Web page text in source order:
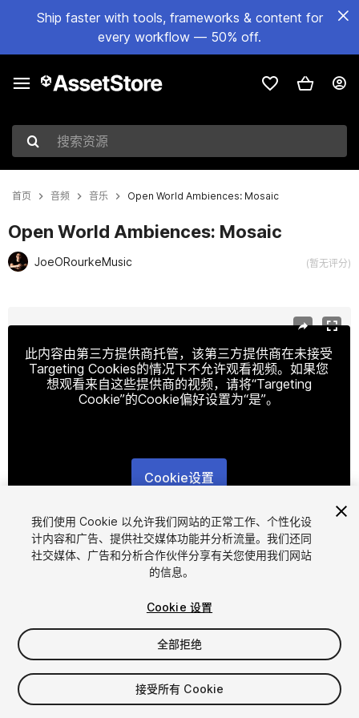
Ship faster with tools, frameworks & content for
every workflow — 50% off.
搜索资源
首页 音频 音乐 Open World Ambiences: Mosaic
Open World Ambiences: Mosaic
JoeORourkeMusic (暂无评分)
此内容由第三方提供商托管，该第三方提供商在未接受
Targeting Cookies的情况下不允许观看视频。如果您
想观看来自这些提供商的视频，请将“Targeting
Cookie”的Cookie偏好设置为“是”。
Cookie设置
1/9
$89.99
增值税将在结算时计算
我们使用 Cookie 以允许我们网站的正常工作、个性化设
计内容和广告、提供社交媒体功能并分析流量。我们还同
社交媒体、广告和分析合作伙伴分享有关您使用我们网站
的信息。
Cookie 设置
全部拒绝
接受所有 Cookie